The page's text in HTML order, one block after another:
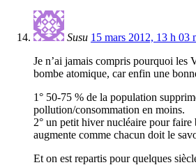
Susu 15 mars 2012, 13 h 03
Je n’ai jamais compris pourquoi les
bombe atomique, car enfin une
1° 50-75 % de la population
pollution/consommation en moins.
2° un petit hiver nucléaire pour faire
augmente comme chacun doit le
Et on est repartis pour quelques